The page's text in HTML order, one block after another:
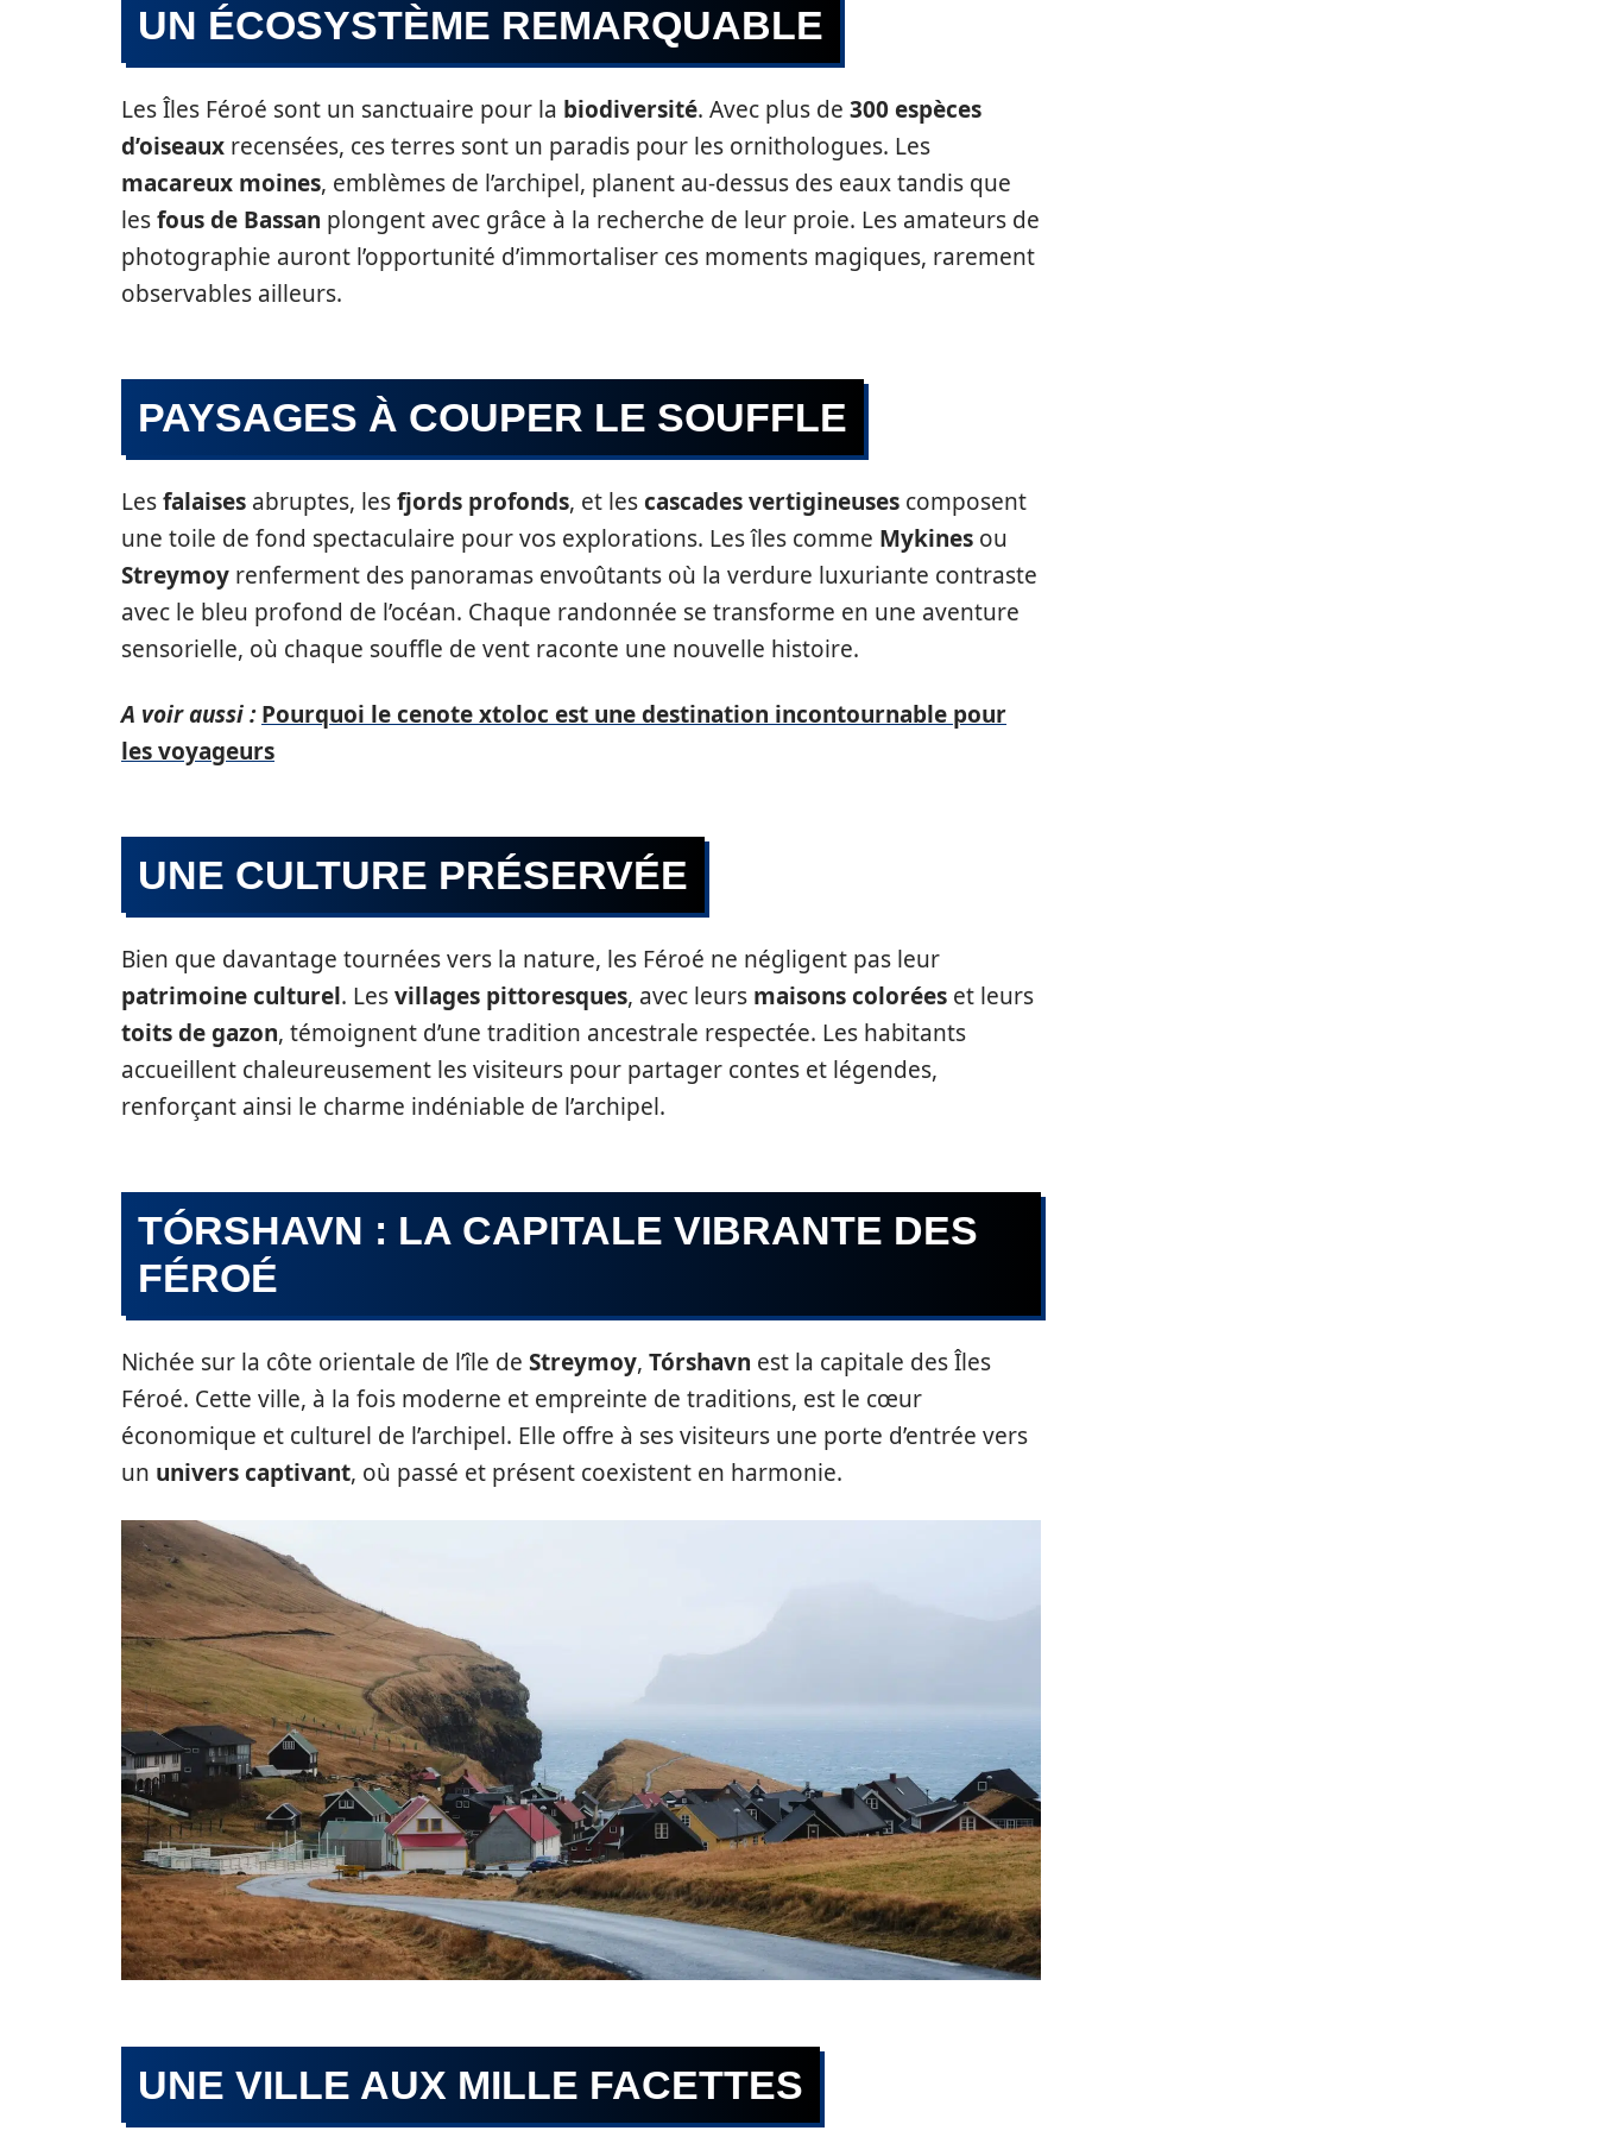
UN ÉCOSYSTÈME REMARQUABLE
Les Îles Féroé sont un sanctuaire pour la biodiversité. Avec plus de 300 espèces
d’oiseaux recensées, ces terres sont un paradis pour les ornithologues. Les
macareux moines, emblèmes de l’archipel, planent au-dessus des eaux tandis que
lesfous de Bassan plongent avec grâce à la recherche de leur proie. Les amateurs de
photographie auront l’opportunité d’immortaliser ces moments magiques, rarement
observables ailleurs.
PAYSAGES À COUPER LE SOUFFLE
Lesfalaises abruptes, lesfjords profonds, et lescascades vertigineuses composent
une toile de fond spectaculaire pour vos explorations. Les îles comme Mykines ou
Streymoy renferment des panoramas envoûtants où la verdure luxuriante contraste
avec le bleu profond de l’océan. Chaque randonnée se transforme en une aventure
sensorielle, où chaque souffle de vent raconte une nouvelle histoire.
A voir aussi : Pourquoi le cenote xtoloc est une destination incontournable pour
les voyageurs
UNE CULTURE PRÉSERVÉE
Bien que davantage tournées vers la nature, les Féroé ne négligent pas leur
patrimoine culturel. Lesvillages pittoresques, avec leurs maisons colorées et leurs
toits de gazon, témoignent d’une tradition ancestrale respectée. Les habitants
accueillent chaleureusement les visiteurs pour partager contes et légendes,
renforçant ainsi le charme indéniable de l’archipel.
TÓRSHAVN : LA CAPITALE VIBRANTE DES
FÉROÉ
Nichée sur la côte orientale de l’île de Streymoy, Tórshavn est la capitale des Îles
Féroé. Cette ville, à la fois moderne et empreinte de traditions, est le cœur
économique et culturel de l’archipel. Elle offre à ses visiteurs une porte d’entrée vers
un univers captivant, où passé et présent coexistent en harmonie.
UNE VILLE AUX MILLE FACETTES